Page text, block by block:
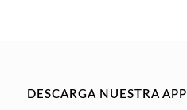
DESCARGA NUESTRA APP